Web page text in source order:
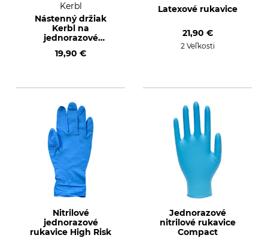
Kerbl
Nástenný držiak
Kerbl na
jednorazové
19,90 €
Latexové rukavice
21,90 €
2 Veľkosti
Nitrilové
jednorazové
rukavice High Risk
Jednorazové
nitrilové rukavice
Compact